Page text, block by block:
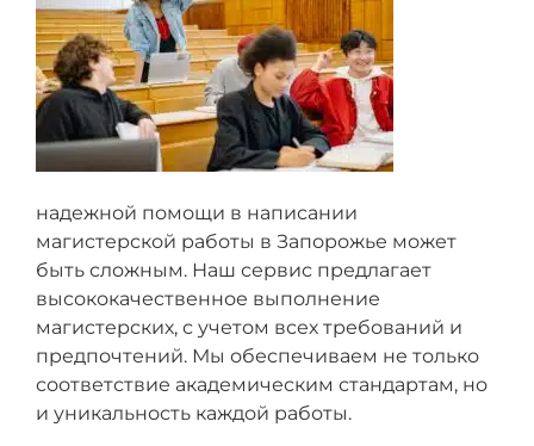
надежной помощи в написании
магистерской работы в Запорожье может
быть сложным. Наш сервис предлагает
высококачественное выполнение
магистерских, с учетом всех требований и
предпочтений. Мы обеспечиваем не только
соответствие академическим стандартам, но
и уникальность каждой работы.